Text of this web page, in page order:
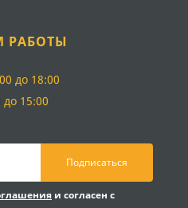
РАБОТЫ
до 18:00
до 15:00
Подписаться
и согласен с